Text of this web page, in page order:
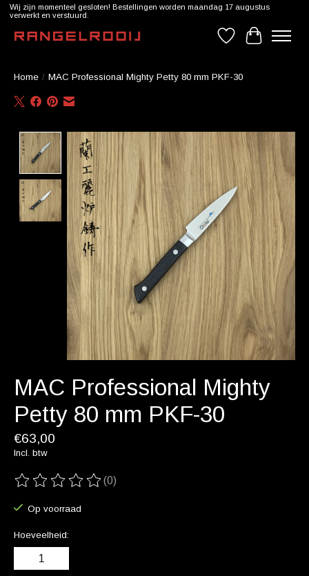
Wij zijn momenteel gesloten! Bestellingen worden maandag 17 augustus
verwerkt en verstuurd.
Verlanglijst
Home / MAC Professional Mighty Petty 80 mm PKF-30
Product image slideshow Items
MAC Professional Mighty
Petty 80 mm PKF-30
€63,00
Incl. btw
De beoordeling van dit product is
(0)
Op voorraad
Hoeveelheid: